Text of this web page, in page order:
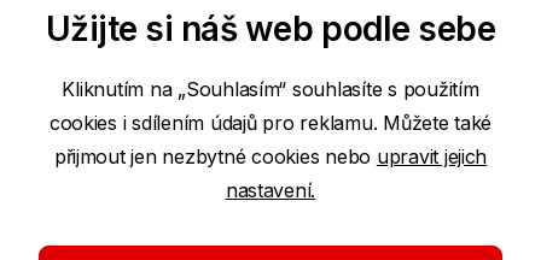
Podmínky používání internetových stránek
Prohlášení o přístupnosti
Užijte si náš web podle sebe
Kliknutím na „Souhlasím“ souhlasíte s použitím
cookies i sdílením údajů pro reklamu. Můžete také
přijmout jen nezbytné cookies nebo upravit jejich
nastavení.